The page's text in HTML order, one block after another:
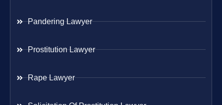
Pandering Lawyer
Prostitution Lawyer
Rape Lawyer